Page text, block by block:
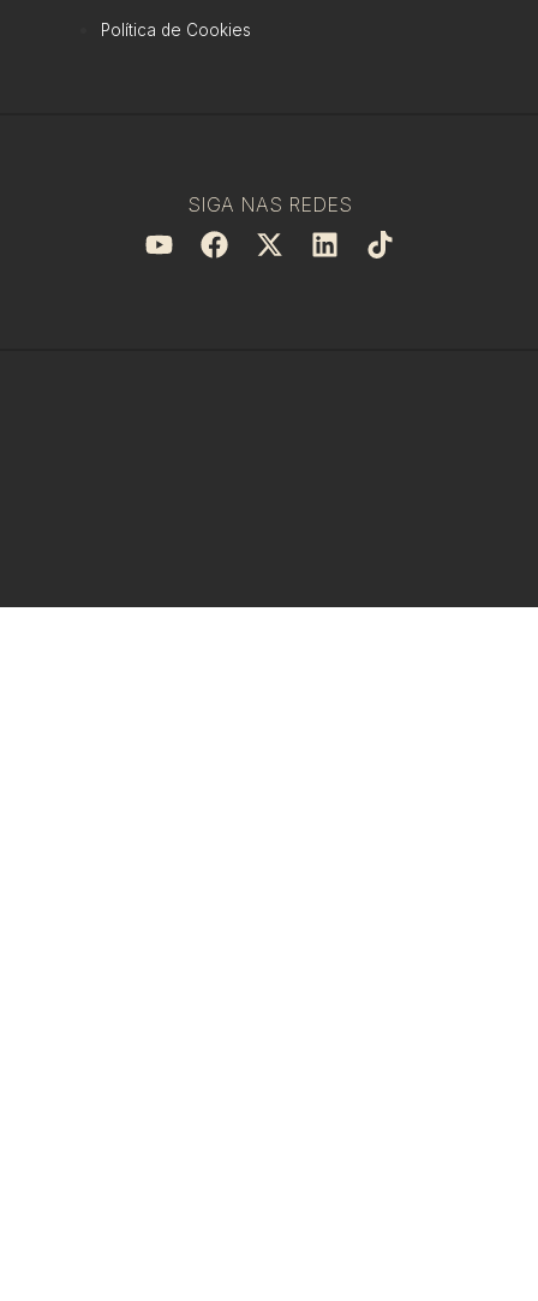
Política de Cookies
SIGA NAS REDES